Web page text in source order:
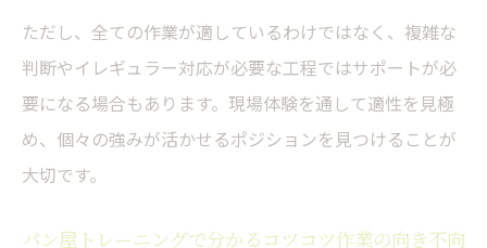
パン屋職の収入相場や費用対効果を検証する視
点
パン屋職の収入相場と費用対効果を実践的
に比較
パン学校や修行の投資を収入増加に活かす
ただし、全ての作業が適しているわけではなく、複雑な
判断やイレギュラー対応が必要な工程ではサポートが必
要になる場合もあります。現場体験を通して適性を見極
め、個々の強みが活かせるポジションを見つけることが
大切です。
パン屋トレーニングで分かるコツコツ作業の向き不向